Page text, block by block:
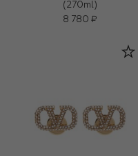
(270ml)
8 780 ₽